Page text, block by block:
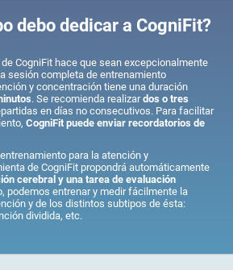
debo dedicar a CogniFit?
CogniFit hace que sean excepcionalmente
sesión completa de entrenamiento
y concentración tiene una duración
. Se recomienda realizardos o tres
en días no consecutivos. Para facilitar
CogniFit puede enviar recordatorios de
para la atención y
de CogniFit propondrá automáticamente
cerebral y una tarea de evaluación
podemos entrenar y medir fácilmente la
y de los distintos subtipos de ésta:
dividida, etc.